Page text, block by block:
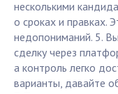
несколькими
о сроках и правках.
недопониманий. 5.
сделку через
а контроль легко
варианты, давайте